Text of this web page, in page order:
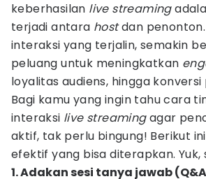
keberhasilan live streaming
terjadi antara hostdan
interaksi yang terjalin, semakin
peluang untuk meningkatkan
loyalitas audiens, hingga konversi
Bagi kamu yang ingin tahu cara
interaksi live streamingagar
aktif, tak perlu bingung! Berikut
efektif yang bisa diterapkan. Yuk,
1. Adakan sesi tanya jawab